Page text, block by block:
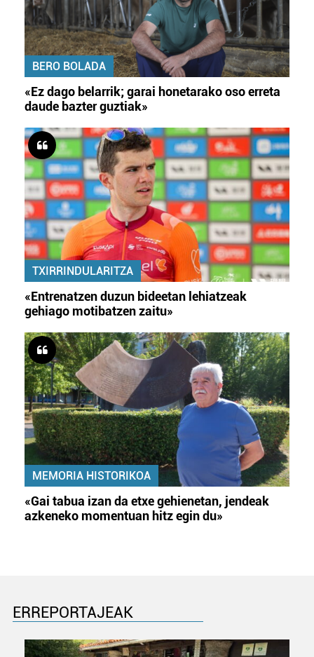
BERO BOLADA
«Ez dago belarrik; garai honetarako oso erreta
daude bazter guztiak»
TXIRRINDULARITZA
«Entrenatzen duzun bideetan lehiatzeak
gehiago motibatzen zaitu»
MEMORIA HISTORIKOA
«Gai tabua izan da etxe gehienetan, jendeak
azkeneko momentuan hitz egin du»
ERREPORTAJEAK